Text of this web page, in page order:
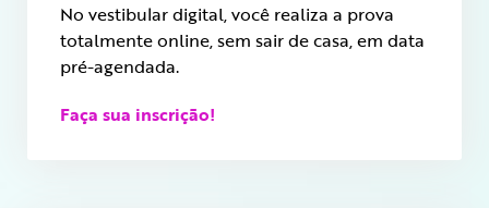
No vestibular digital, você realiza a prova
totalmente online, sem sair de casa, em data
pré-agendada.
Faça sua inscrição!